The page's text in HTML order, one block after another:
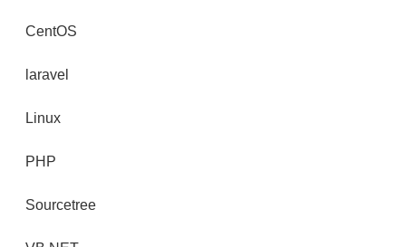
CentOS
laravel
Linux
PHP
Sourcetree